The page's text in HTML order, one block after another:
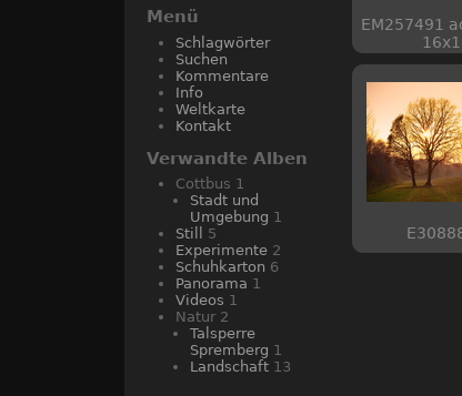
Menü
Schlagwörter
Suchen
Kommentare
Info
Weltkarte
Kontakt
Verwandte Alben
Cottbus 1
Stadt und
Umgebung 1
Still
5
Experimente 2
Schuhkarton 6
Panorama 1
Videos 1
Natur 2
Talsperre
Spremberg 1
Landschaft 13
EM257491